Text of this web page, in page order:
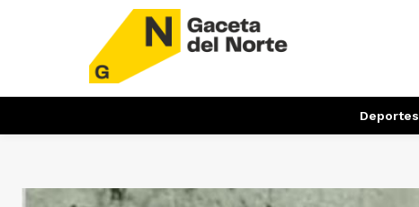
Deportes